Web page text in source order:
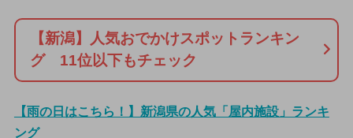
【新潟】人気おでかけスポットランキン
グ 11位以下もチェック
【雨の日はこちら！】新潟県の人気「屋内施設」ランキ
ング